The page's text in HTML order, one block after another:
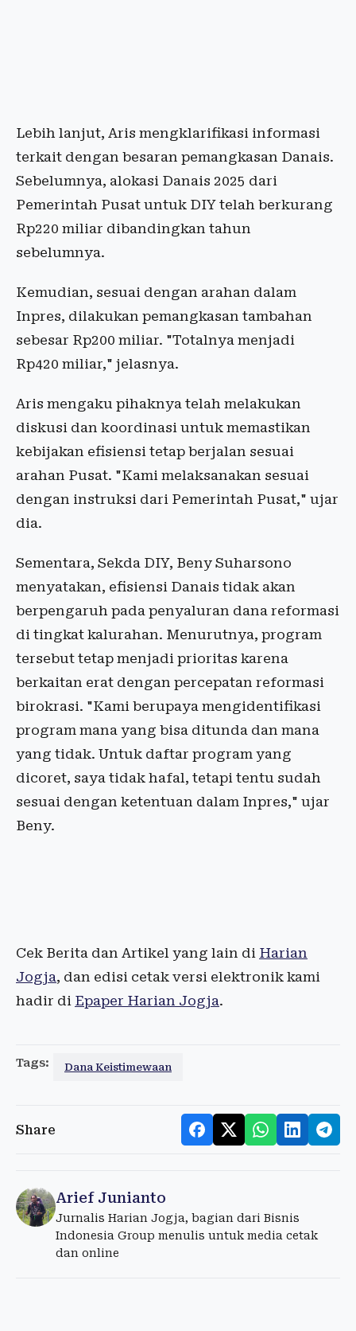
Lebih lanjut, Aris mengklarifikasi informasi
terkait dengan besaran pemangkasan Danais.
Sebelumnya, alokasi Danais 2025 dari
Pemerintah Pusat untuk DIY telah berkurang
Rp220 miliar dibandingkan tahun
sebelumnya.
Kemudian, sesuai dengan arahan dalam
Inpres, dilakukan pemangkasan tambahan
sebesar Rp200 miliar. "Totalnya menjadi
Rp420 miliar," jelasnya.
Aris mengaku pihaknya telah melakukan
diskusi dan koordinasi untuk memastikan
kebijakan efisiensi tetap berjalan sesuai
arahan Pusat. "Kami melaksanakan sesuai
dengan instruksi dari Pemerintah Pusat," ujar
dia.
Sementara, Sekda DIY, Beny Suharsono
menyatakan, efisiensi Danais tidak akan
berpengaruh pada penyaluran dana reformasi
di tingkat kalurahan. Menurutnya, program
tersebut tetap menjadi prioritas karena
berkaitan erat dengan percepatan reformasi
birokrasi. "Kami berupaya mengidentifikasi
program mana yang bisa ditunda dan mana
yang tidak. Untuk daftar program yang
dicoret, saya tidak hafal, tetapi tentu sudah
sesuai dengan ketentuan dalam Inpres," ujar
Beny.
Cek Berita dan Artikel yang lain di Harian
Jogja, dan edisi cetak versi elektronik kami
hadir di Epaper Harian Jogja.
Tags: Dana Keistimewaan
Share
Arief Junianto
Jurnalis Harian Jogja, bagian dari Bisnis
Indonesia Group menulis untuk media cetak
dan online